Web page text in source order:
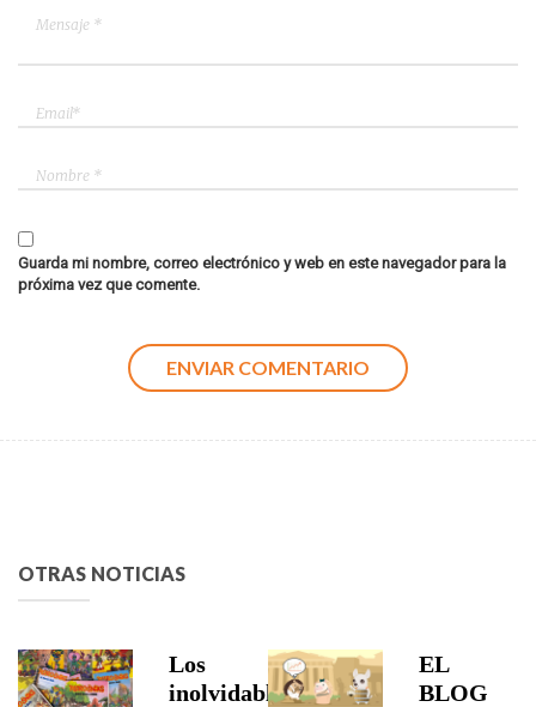
Guarda mi nombre, correo electrónico y web en este navegador para la
próxima vez que comente.
OTRAS NOTICIAS
Los
inolvidables
EL
BLOG